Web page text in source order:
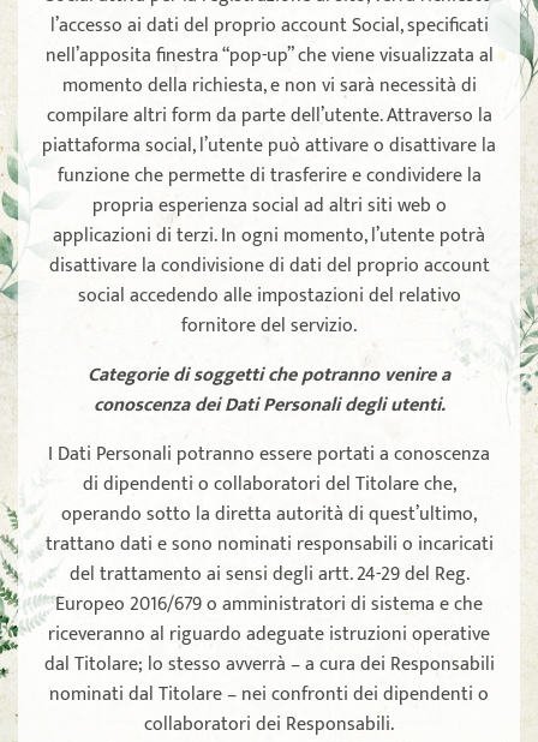
l’accesso ai dati del proprio account Social, specificati
nell’apposita finestra “pop-up” che viene visualizzata al
momento della richiesta, e non vi sarà necessità di
compilare altri form da parte dell’utente. Attraverso la
piattaforma social, l’utente può attivare o disattivare la
funzione che permette di trasferire e condividere la
propria esperienza social ad altri siti web o
applicazioni di terzi. In ogni momento, l’utente potrà
disattivare la condivisione di dati del proprio account
social accedendo alle impostazioni del relativo
fornitore del servizio.
Categorie di soggetti che potranno venire a
conoscenza dei Dati Personali degli utenti.
I Dati Personali potranno essere portati a conoscenza
di dipendenti o collaboratori del Titolare che,
operando sotto la diretta autorità di quest’ultimo,
trattano dati e sono nominati responsabili o incaricati
del trattamento ai sensi degli artt. 24-29 del Reg.
Europeo 2016/679 o amministratori di sistema e che
riceveranno al riguardo adeguate istruzioni operative
dal Titolare; lo stesso avverrà – a cura dei Responsabili
nominati dal Titolare – nei confronti dei dipendenti o
collaboratori dei Responsabili.